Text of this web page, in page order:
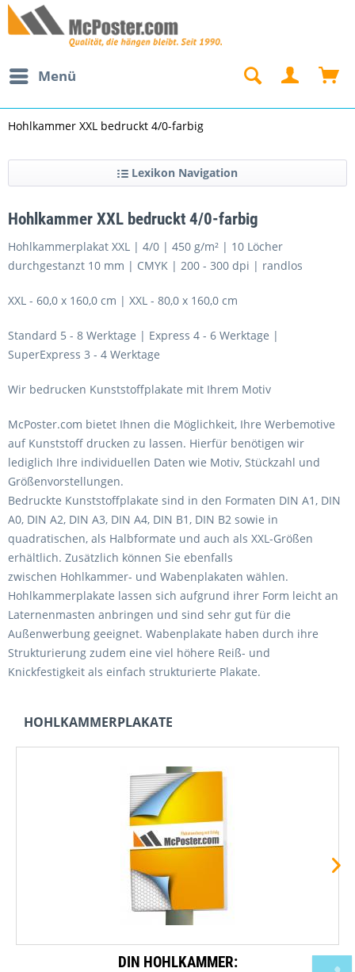
Menü
Hohlkammer XXL bedruckt 4/0-farbig
Lexikon Navigation
Hohlkammer XXL bedruckt 4/0-farbig
Hohlkammerplakat XXL | 4/0 | 450 g/m² | 10 Löcher
durchgestanzt 10 mm | CMYK | 200 - 300 dpi | randlos
XXL - 60,0 x 160,0 cm | XXL - 80,0 x 160,0 cm
Standard 5 - 8 Werktage | Express 4 - 6 Werktage |
SuperExpress 3 - 4 Werktage
Wir bedrucken Kunststoffplakate mit Ihrem Motiv
McPoster.com bietet Ihnen die Möglichkeit, Ihre Werbemotive
auf Kunststoff drucken zu lassen. Hierfür benötigen wir
lediglich Ihre individuellen Daten wie Motiv, Stückzahl und
Größenvorstellungen.
Bedruckte Kunststoffplakate sind in den Formaten DIN A1, DIN
A0, DIN A2, DIN A3, DIN A4, DIN B1, DIN B2 sowie in
quadratischen, als Halbformate und auch als XXL-Größen
erhältlich. Zusätzlich können Sie ebenfalls
zwischen Hohlkammer- und Wabenplakaten wählen.
Hohlkammerplakate lassen sich aufgrund ihrer Form leicht an
Laternenmasten anbringen und sind sehr gut für die
Außenwerbung geeignet. Wabenplakate haben durch ihre
Strukturierung zudem eine viel höhere Reiß- und
Knickfestigkeit als einfach strukturierte Plakate.
HOHLKAMMERPLAKATE
DIN HOHLKAMMER: